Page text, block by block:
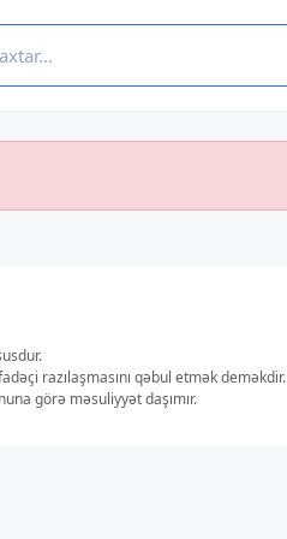
razılaşmasını qəbul etmək deməkdir.
görə məsuliyyət daşımır.